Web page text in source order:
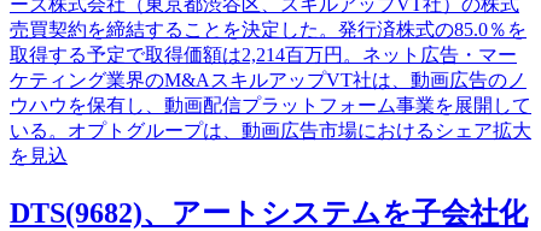
ーズ株式会社（東京都渋谷区、スキルアップVT社）の株式
売買契約を締結することを決定した。発行済株式の85.0％を
取得する予定で取得価額は2,214百万円。ネット広告・マー
ケティング業界のM&AスキルアップVT社は、動画広告のノ
ウハウを保有し、動画配信プラットフォーム事業を展開して
いる。オプトグループは、動画広告市場におけるシェア拡大
を見込
DTS(9682)、アートシステムを子会社化